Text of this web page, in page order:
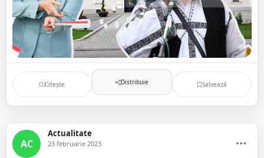
Citește Distribuie Salvează
AC
Actualitate
23 februarie 2023